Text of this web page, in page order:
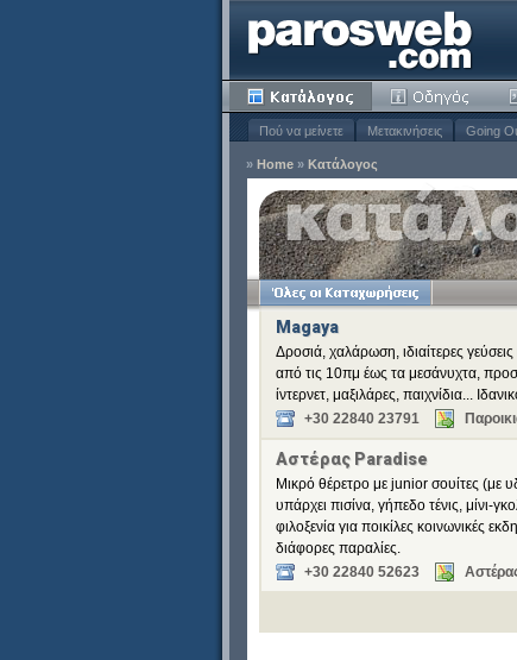
Πού να μείνετε Μετακινήσεις Going
» Home » Κατάλογος
Magaya
Δροσιά, χαλάρωση, ιδιαίτερες
από τις 10πμ έως τα μεσάνυχτα,
ίντερνετ, μαξιλάρες, παιχνίδια...
+30 22840 23791
Αστέρας Paradise
Μικρό θέρετρο με junior σουίτες (με
υπάρχει πισίνα, γήπεδο τένις, μίνι-
φιλοξενία για ποικίλες κοινωνικές
διάφορες παραλίες.
+30 22840 52623